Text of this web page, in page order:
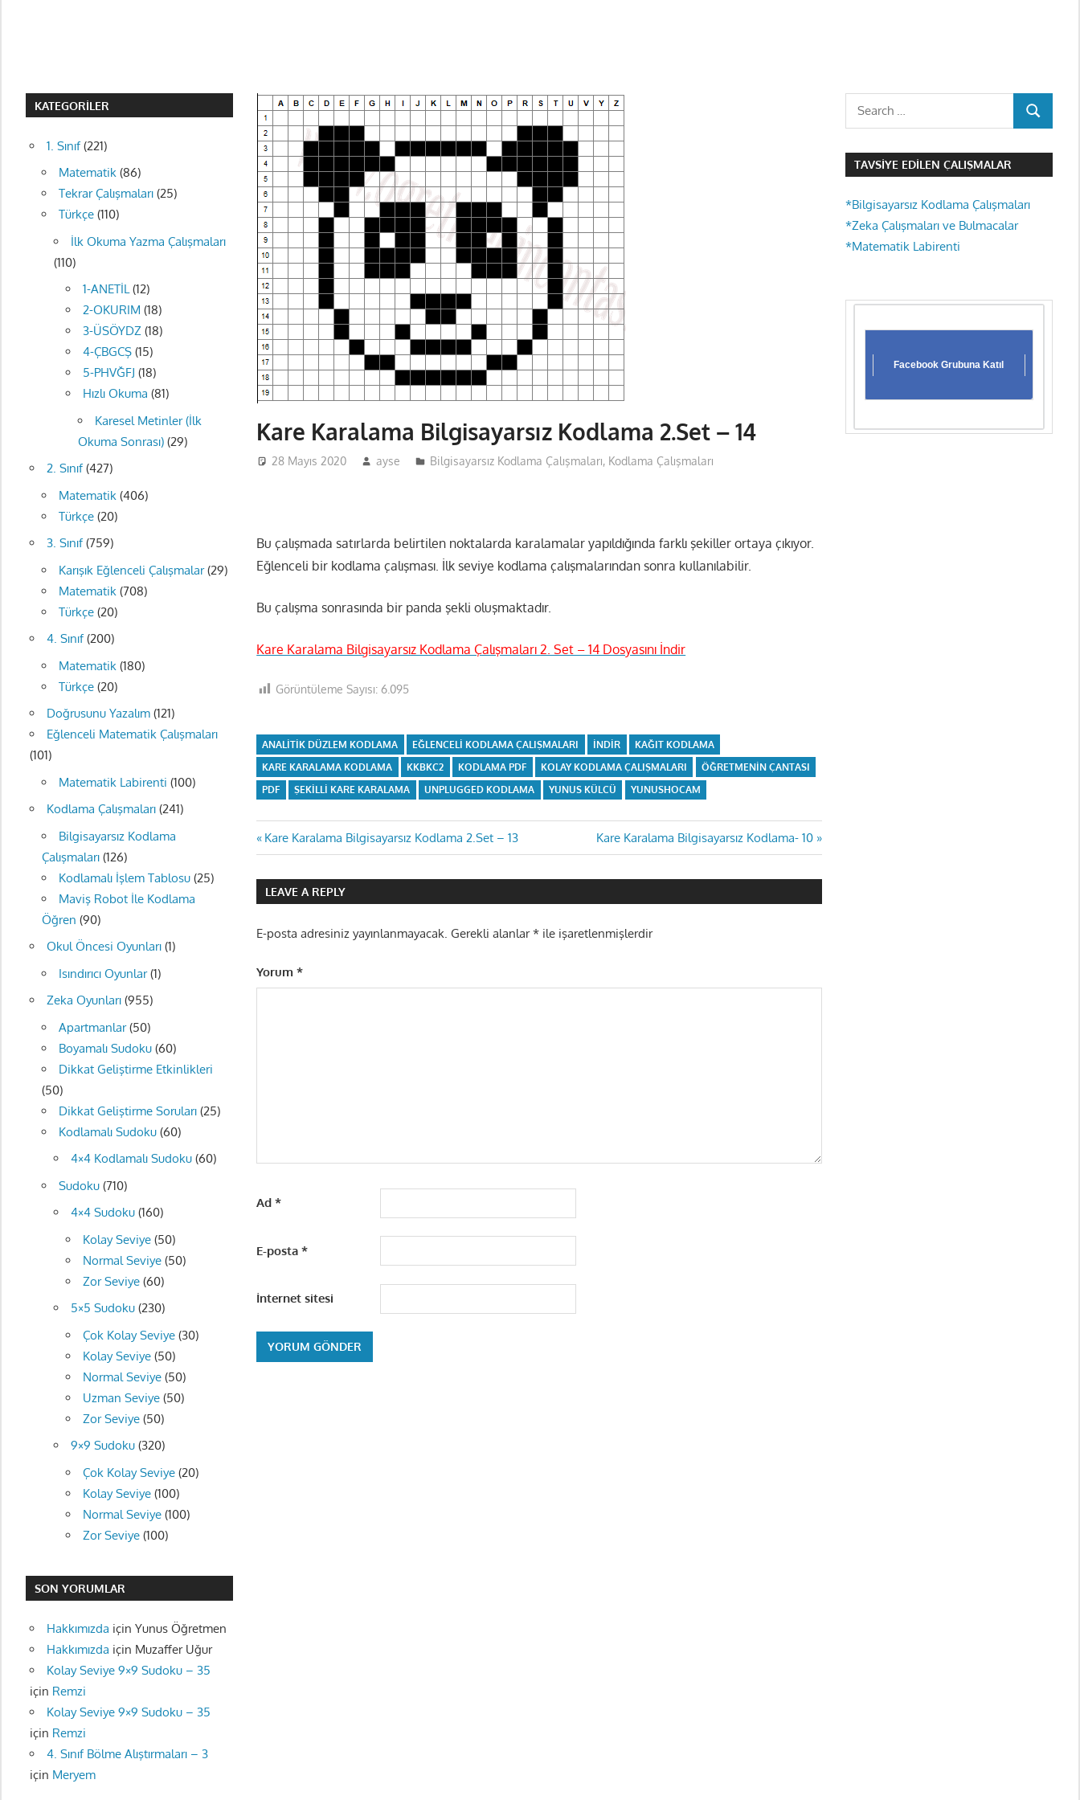
Kare Karalama Bilgisayarsız Kodlama 2.Set – 14
28 Mayıs 2020 ayse Bilgisayarsız Kodlama Çalışmaları, Kodlama Çalışmaları
Bu çalışmada satırlarda belirtilen noktalarda karalamalar yapıldığında farklı şekiller ortaya çıkıyor.
Eğlenceli bir kodlama çalışması. İlk seviye kodlama çalışmalarından sonra kullanılabilir.
Bu çalışma sonrasında bir panda şekli oluşmaktadır.
Kare Karalama Bilgisayarsız Kodlama Çalışmaları 2. Set – 14 Dosyasını İndir
Görüntüleme Sayısı: 6.095
ANALITIK DÜZLEM KODLAMA EĞLENCELI KODLAMA ÇALIŞMALARI INDIR
KAĞIT KODLAMA
KARE KARALAMA KODLAMA
KKBKC2 KODLAMA PDF KOLAY KODLAMA ÇALIŞMALARI
ÖĞRETMENIN ÇANTASI
PDF
ŞEKILLI KARE KARALAMA UNPLUGGED KODLAMA YUNUS KÜLCÜ YUNUSHOCAM
Yazı
gezinmesi
Previous
Post:
Kare Karalama Bilgisayarsız Kodlama 2.Set – 13
Next
Post:
Kare Karalama Bilgisayarsız Kodlama- 10
LEAVE A REPLY
E-posta adresiniz yayınlanmayacak. Gerekli alanlar* ile işaretlenmişlerdir
Yorum*
Ad*
E-posta*
İnternet sitesi
KATEGORILER
1. Sınıf(221)
Matematik(86)
Tekrar Çalışmaları(25)
Türkçe(110)
İlk Okuma Yazma Çalışmaları
(110)
1-ANETİL(12)
2-OKURIM (18)
3-ÜSÖYDZ(18)
4-ÇBGCŞ(15)
5-PHVĞFJ (18)
Hızlı Okuma (81)
Karesel Metinler (İlk
Okuma Sonrası)(29)
2. Sınıf(427)
Matematik(406)
Türkçe(20)
3. Sınıf(759)
Karışık Eğlenceli Çalışmalar(29)
Matematik(708)
Türkçe(20)
4. Sınıf(200)
Matematik(180)
Türkçe(20)
Doğrusunu Yazalım(121)
Eğlenceli Matematik Çalışmaları
(101)
Matematik Labirenti (100)
Kodlama Çalışmaları(241)
Bilgisayarsız Kodlama
Çalışmaları(126)
Kodlamalı İşlem Tablosu(25)
Maviş Robot İle Kodlama
Öğren (90)
Okul Öncesi Oyunları(1)
Isındırıcı Oyunlar(1)
Zeka Oyunları(955)
Apartmanlar(50)
Boyamalı Sudoku(60)
Dikkat Geliştirme Etkinlikleri
(50)
Dikkat Geliştirme Soruları(25)
Kodlamalı Sudoku(60)
4×4 Kodlamalı Sudoku(60)
Sudoku(710)
4×4 Sudoku(160)
Kolay Seviye(50)
Normal Seviye(50)
Zor Seviye(60)
5×5 Sudoku(230)
Çok Kolay Seviye(30)
Kolay Seviye(50)
Normal Seviye(50)
Uzman Seviye(50)
Zor Seviye(50)
9×9 Sudoku(320)
Çok Kolay Seviye(20)
Kolay Seviye(100)
Normal Seviye(100)
Zor Seviye(100)
SON YORUMLAR
Hakkımızda için Yunus Öğretmen
Hakkımızda için Muzaffer Uğur
Kolay Seviye 9×9 Sudoku – 35
için Remzi
Kolay Seviye 9×9 Sudoku – 35
için Remzi
4. Sınıf Bölme Alıştırmaları – 3
için Meryem
Search
SEARCH
TAVSIYE EDILEN ÇALIŞMALAR
*Bilgisayarsız Kodlama Çalışmaları
*Zeka Çalışmaları ve Bulmacalar
*Matematik Labirenti
Facebook Grubuna Katıl